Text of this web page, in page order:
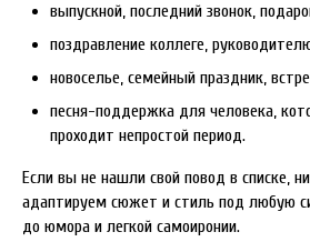
выпускной, последний звонок,
поздравление коллеге,
новоселье, семейный праздник,
песня-поддержка для человека,
проходит непростой период.
Если вы не нашли свой повод в списке,
адаптируем сюжет и стиль под любую
до юмора и легкой самоиронии.